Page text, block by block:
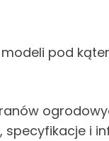
pod
specyfikacje i